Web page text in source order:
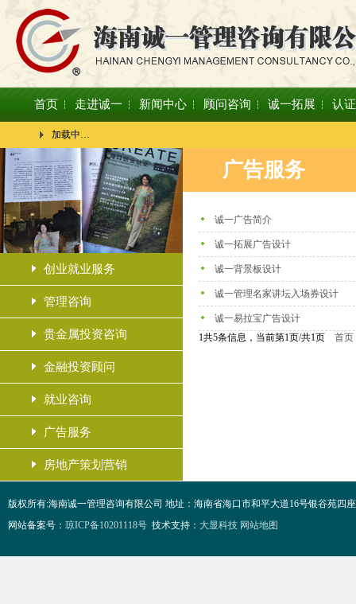
首页 走进诚一 新闻中心 顾问咨询 诚一拓展 认
加载中…
创业就业服务
管理咨询
贵金属投资咨询
金融投资顾问
就业咨询
广告服务
房地产策划营销
广告服务
诚一广告简介
诚一拓展广告设计
诚一背景板设计
诚一管理名家讲坛入场券设计
诚一易拉宝广告设计
1共5条信息，当前第1页/共1页 首页
版权所有:海南诚一管理咨询有限公司 地址：海南省海口市和平大道16号银谷苑四座
网站备案号： 琼ICP备10201118号 技术支持： 大显科技 网站地图